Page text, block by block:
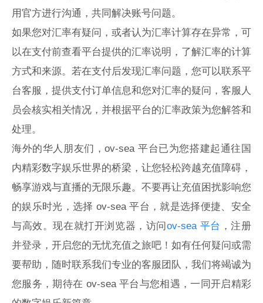
用官方进行沟通，共同解决账号问题。
如果您对汇率有疑问，或者认为汇率计算存在异常，可
以在支付前查看平台提供的汇率说明，了解汇率的计算
方式和来源。若在支付后发现汇率问题，您可以联系平
台客服，提供支付订单信息和您对汇率的疑问，客服人
员会核实相关情况，并根据平台的汇率政策为您解答和
处理。
海外的华人朋友们，ov-sea 平台已为您搭建起通往国
内精彩数字娱乐世界的桥梁，让您轻松跨越充值障碍，
畅享游戏与直播的无限乐趣。不要再让充值困扰影响您
的娱乐时光，选择 ov-sea 平台，就是选择便捷、安全
与高效。现在就打开浏览器，访问ov-sea 平台 ，注册
并登录，开启您的无忧充值之旅吧！如有任何疑问或需
要帮助，随时联系我们专业的客服团队，我们将竭诚为
您服务，期待在 ov-sea 平台与您相遇，一同开启精彩